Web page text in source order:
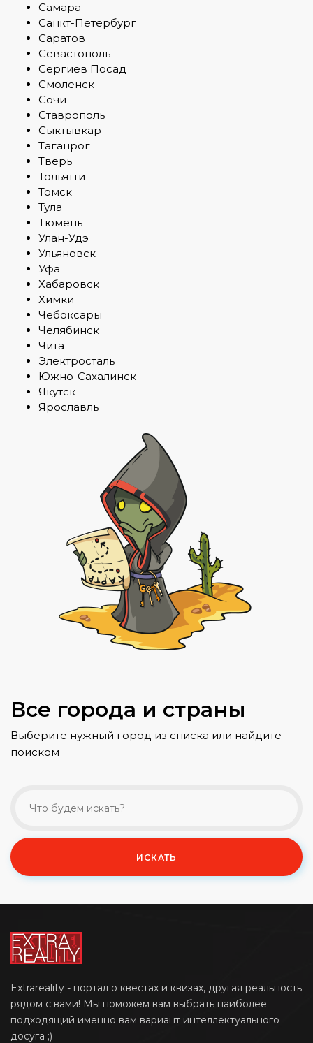
Все города и страны
Выберите нужный город из списка или найдите
поиском
ИСКАТЬ
Самара
Санкт-Петербург
Саратов
Севастополь
Сергиев Посад
Смоленск
Сочи
Ставрополь
Сыктывкар
Таганрог
Тверь
Тольятти
Томск
Тула
Тюмень
Улан-Удэ
Ульяновск
Уфа
Хабаровск
Химки
Чебоксары
Челябинск
Чита
Электросталь
Южно-Сахалинск
Якутск
Ярославль
Extrareality - портал о квестах и квизах, другая реальность
рядом с вами! Мы поможем вам выбрать наиболее
подходящий именно вам вариант интеллектуального
досуга ;)